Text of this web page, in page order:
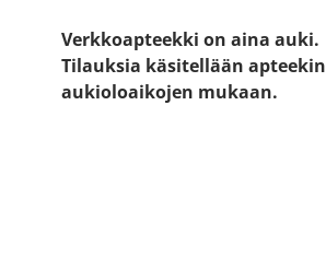
Verkkoapteekki on aina auki.
Tilauksia käsitellään apteekin
aukioloaikojen mukaan.